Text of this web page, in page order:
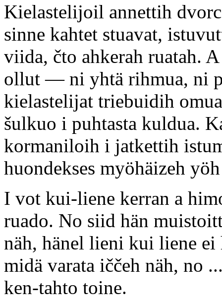
Kielastelijoil annettih
sinne kahtet stuavat,
viida, čto ahkerah ruatah.
ollut — ni yhtä rihmua, ni
kielastelijat triebuidih
šulkuo i puhtasta kuldua.
kormaniloih i jatkettih
huondekses myöhäizeh
I vot kui-liene kerran a
ruado. No siid hän
näh, hänel lieni kui liene
midä varata iččeh näh, no
ken-tahto toine.